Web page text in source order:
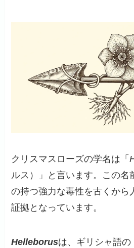
クリスマスローズの学名は「
ルス）」と言います。この名
の持つ強力な毒性を古くから
証拠となっています。
Helleborusは、ギリシャ語の